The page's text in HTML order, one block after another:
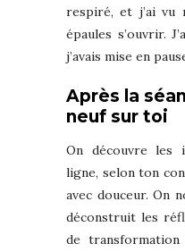
respiré, et j’ai vu
épaules s’ouvrir.
j’avais mise en
Après la
neuf sur toi
On découvre les
ligne, selon ton
avec douceur. On
déconstruit les
de